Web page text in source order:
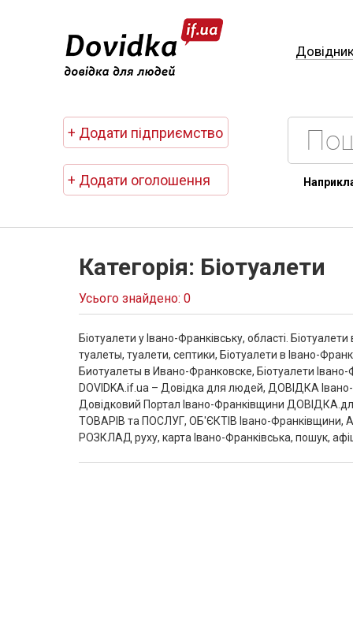
+ Додати підприємство
+ Додати оголошення
Категорія: Біотуалети
Усього знайдено: 0
Біотуалети у Івано-Франківську, області.
туалеты, туалети, септики, Біотуалети в Івано-
Биотуалеты в Ивано-Франковске, Біотуалети
DOVIDKA.if.ua – Довідка для людей, ДОВІДКА
Довідковий Портал Івано-Франківщини
ТОВАРІВ та ПОСЛУГ, ОБ'ЄКТІВ Івано-Франківщини,
РОЗКЛАД руху, карта Івано-Франківська, пошук,